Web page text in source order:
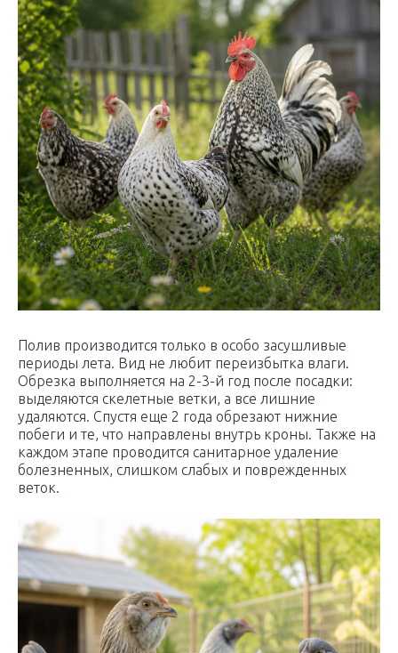
Полив производится только в особо засушливые
периоды лета. Вид не любит переизбытка влаги.
Обрезка выполняется на 2-3-й год после посадки:
выделяются скелетные ветки, а все лишние
удаляются. Спустя еще 2 года обрезают нижние
побеги и те, что направлены внутрь кроны. Также на
каждом этапе проводится санитарное удаление
болезненных, слишком слабых и поврежденных
веток.